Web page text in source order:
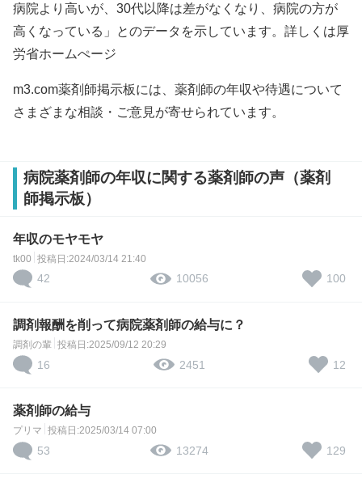
病院より高いが、30代以降は差がなくなり、病院の方が
高くなっている」とのデータを示しています。詳しくは厚
労省ホームぺージ
m3.com薬剤師掲示板には、薬剤師の年収や待遇について
さまざまな相談・ご意見が寄せられています。
病院薬剤師の年収に関する薬剤師の声（薬剤
師掲示板）
年収のモヤモヤ
tk00 投稿日:2024/03/14 21:40
42 10056 100
調剤報酬を削って病院薬剤師の給与に？
調剤の輩 投稿日:2025/09/12 20:29
16 2451 12
薬剤師の給与
プリマ 投稿日:2025/03/14 07:00
53 13274 129